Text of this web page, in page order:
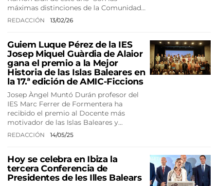
máximas distinciones de la Comunidad…
REDACCIÓN 13/02/26
Guiem Luque Pérez de la IES
Josep Miquel Guàrdia de Alaior
gana el premio a la Mejor
Historia de las Islas Baleares en
la 17.ª edición de AMIC-Ficcions
Josep Àngel Muntó Durán profesor del
IES Marc Ferrer de Formentera ha
recibido el premio al Docente más
motivador de las Islas Baleares y…
REDACCIÓN 14/05/25
Hoy se celebra en Ibiza la
tercera Conferencia de
Presidentes de les Illes Balears